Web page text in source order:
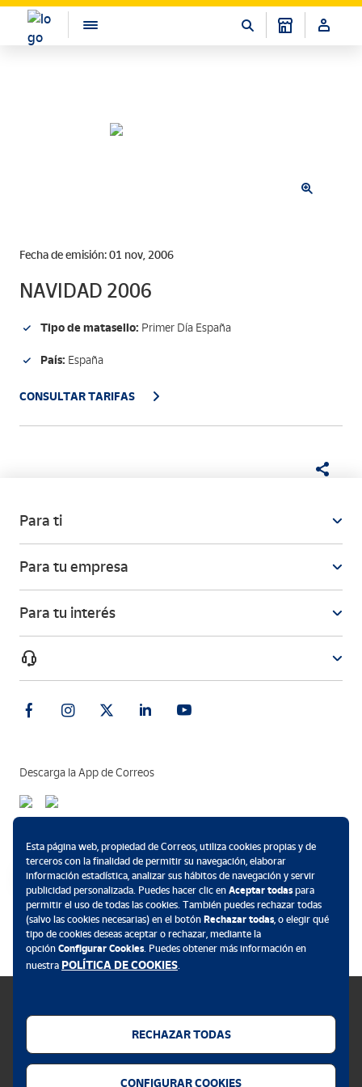
Fecha de emisión: 01 nov, 2006
NAVIDAD 2006
Tipo de matasello: Primer Día España
País: España
CONSULTAR TARIFAS
Para ti
Para tu empresa
Para tu interés
Descarga la App de Correos
Política de cookies
Esta página web, propiedad de Correos, utiliza cookies propias y de
terceros con la finalidad de permitir su navegación, elaborar
información estadística, analizar sus hábitos de navegación y servir
publicidad personalizada. Puedes hacer clic en Aceptar todaspara
permitir el uso de todas las cookies. También puedes rechazar todas
(salvo las cookies necesarias) en el botón Rechazar todas, o elegir qué
tipo de cookies deseas aceptar o rechazar, mediante la
opción Configurar Cookies. Puedes obtener más información en
nuestra POLÍTICA DE COOKIES.
RECHAZAR TODAS
CONFIGURAR COOKIES